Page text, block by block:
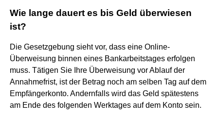
Wie lange dauert es bis Geld überwiesen
ist?
Die Gesetzgebung sieht vor, dass eine Online-
Überweisung binnen eines Bankarbeitstages erfolgen
muss. Tätigen Sie Ihre Überweisung vor Ablauf der
Annahmefrist, ist der Betrag noch am selben Tag auf dem
Empfängerkonto. Andernfalls wird das Geld spätestens
am Ende des folgenden Werktages auf dem Konto sein.